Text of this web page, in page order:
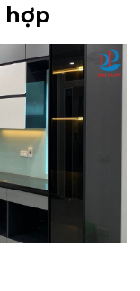
hợp